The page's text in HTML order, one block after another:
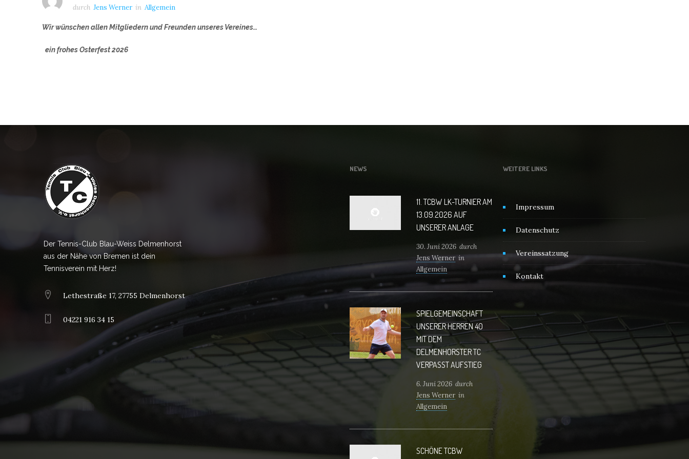
durch Jens Werner in Allgemein
Wir wünschen allen Mitgliedern und Freunden unseres Vereines…
ein frohes Osterfest 2026
Der Tennis-Club Blau-Weiss Delmenhorst
aus der Nähe von Bremen ist dein
Tennisverein mit Herz!
Lethestraße 17, 27755 Delmenhorst
04221 916 34 15
NEWS
11. TCBW LK-TURNIER AM
13.09.2026 AUF
UNSERER ANLAGE
30. Juni 2026 durch
Jens Werner in
Allgemein
Anmeldung über
SPIELGEMEINSCHAFT
UNSERER HERREN 40
MIT DEM
DELMENHORSTER TC
VERPASST AUFSTIEG
6. Juni 2026 durch
Jens Werner in
Allgemein
war der Titel in der
SCHÖNE TCBW
WEITERE LINKS
Impressum
Datenschutz
Vereinssatzung
Kontakt